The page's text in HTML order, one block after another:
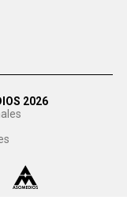
2026